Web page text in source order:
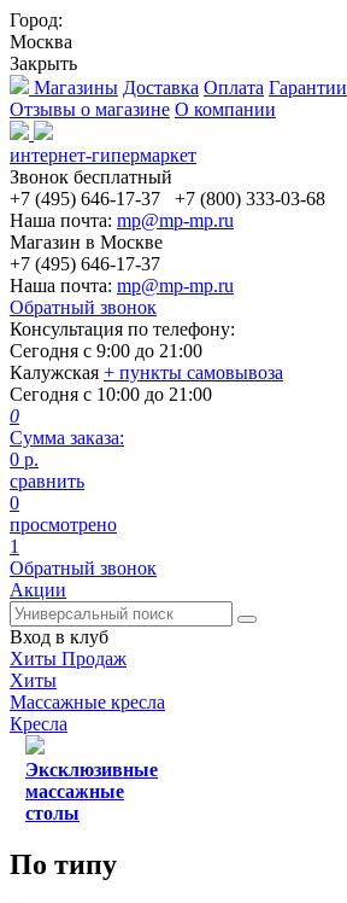
Город:
Москва
Закрыть
Магазины Доставка Оплата Гарантии
Отзывы о магазине О компании
интернет-гипермаркет
Звонок бесплатный
+7 (495) 646-17-37
+7 (800) 333-03-68
Наша почта: mp@mp-mp.ru
Магазин в Москве
+7 (495) 646-17-37
Наша почта: mp@mp-mp.ru
Обратный звонок
Консультация по телефону:
Сегодня с 9:00 до 21:00
Калужская + пункты самовывоза
Сегодня с 10:00 до 21:00
0
Сумма заказа:
0 р.
сравнить
0
просмотрено
1
Обратный звонок
Акции
Вход в клуб
Хиты Продаж
Хиты
Массажные кресла
Кресла
Эксклюзивные
массажные
столы
По типу